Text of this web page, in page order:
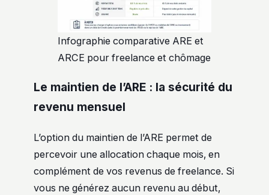
Infographie comparative ARE et
ARCE pour freelance et chômage
Le maintien de l’ARE : la sécurité du
revenu mensuel
L’option du maintien de l’ARE permet de
percevoir une allocation chaque mois, en
complément de vos revenus de freelance. Si
vous ne générez aucun revenu au début,